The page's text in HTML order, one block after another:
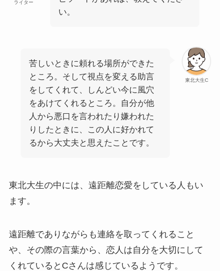
ライター
い。
東北大生C
苦しいときに頼れる場所ができた
ところ。そして視点を変える助言
をしてくれて、しんどい今に風穴
をあけてくれるところ。自分が他
人から悪口を言われたり嫌われた
りしたときに、この人に好かれて
るから大丈夫と思えたことです。
東北大生の中には、遠距離恋愛をしている人もい
ます。
遠距離でありながらも連絡を取ってくれること
や、その際の言葉から、恋人は自分を大切にして
くれているとCさんは感じているようです。